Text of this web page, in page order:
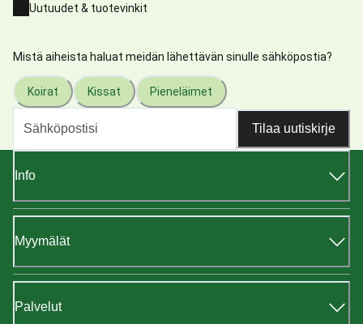
Uutuudet & tuotevinkit
Mistä aiheista haluat meidän lähettävän sinulle sähköpostia?
Koirat Kissat Pieneläimet
Tilaa uutiskirje
Info
Myymälät
Palvelut